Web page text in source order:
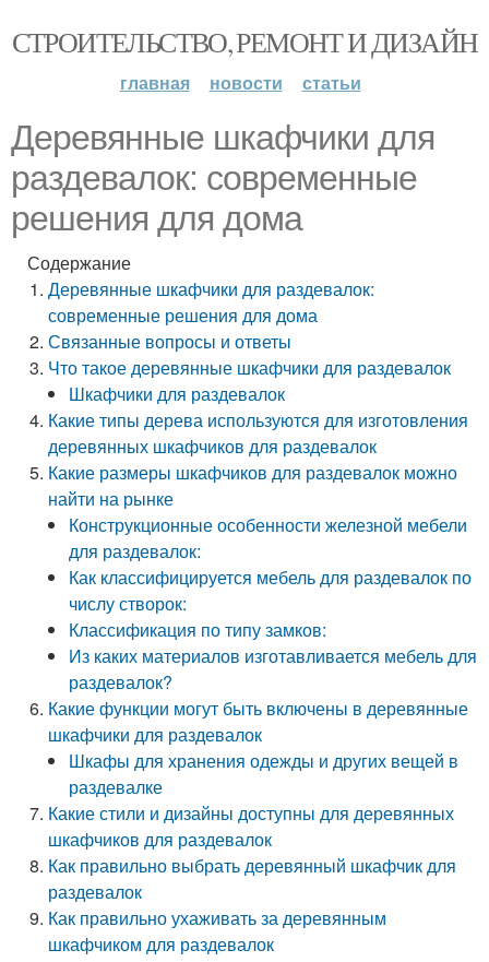
СТРОИТЕЛЬСТВО, РЕМОНТ И ДИЗАЙН
главная новости статьи
Деревянные шкафчики для
раздевалок: современные
решения для дома
Содержание
Деревянные шкафчики для раздевалок:
современные решения для дома
Связанные вопросы и ответы
Что такое деревянные шкафчики для раздевалок
Шкафчики для раздевалок
Какие типы дерева используются для изготовления
деревянных шкафчиков для раздевалок
Какие размеры шкафчиков для раздевалок можно
найти на рынке
Конструкционные особенности железной мебели
для раздевалок:
Как классифицируется мебель для раздевалок по
числу створок:
Классификация по типу замков:
Из каких материалов изготавливается мебель для
раздевалок?
Какие функции могут быть включены в деревянные
шкафчики для раздевалок
Шкафы для хранения одежды и других вещей в
раздевалке
Какие стили и дизайны доступны для деревянных
шкафчиков для раздевалок
Как правильно выбрать деревянный шкафчик для
раздевалок
Как правильно ухаживать за деревянным
шкафчиком для раздевалок